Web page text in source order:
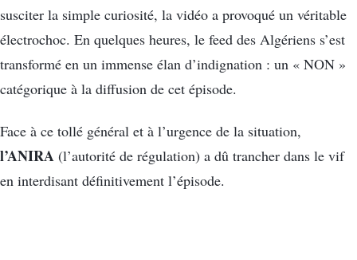
susciter la simple curiosité, la vidéo a provoqué un véritable
électrochoc. En quelques heures, le feed des Algériens s’est
transformé en un immense élan d’indignation : un « NON »
catégorique à la diffusion de cet épisode.
Face à ce tollé général et à l’urgence de la situation,
l’ANIRA (l’autorité de régulation) a dû trancher dans le vif
en interdisant définitivement l’épisode.